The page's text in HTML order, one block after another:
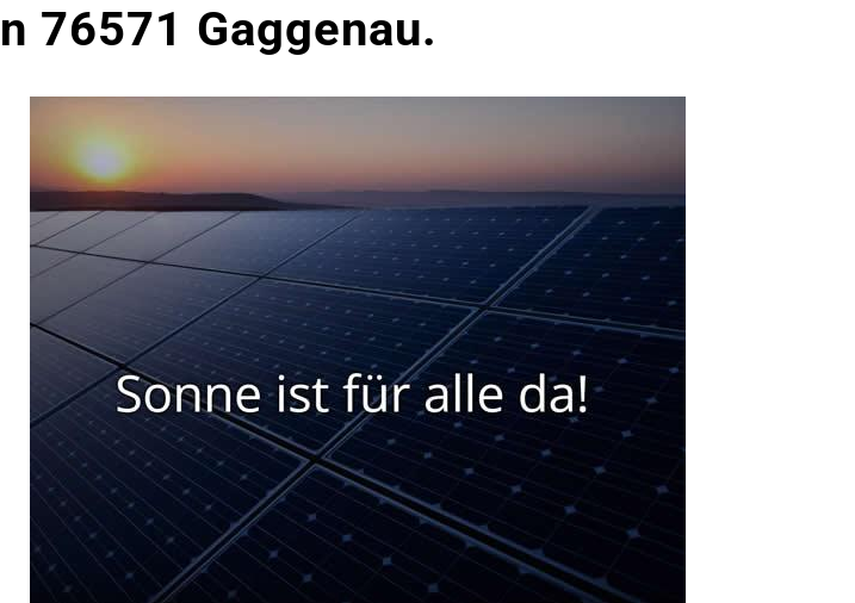
76571 Gaggenau.